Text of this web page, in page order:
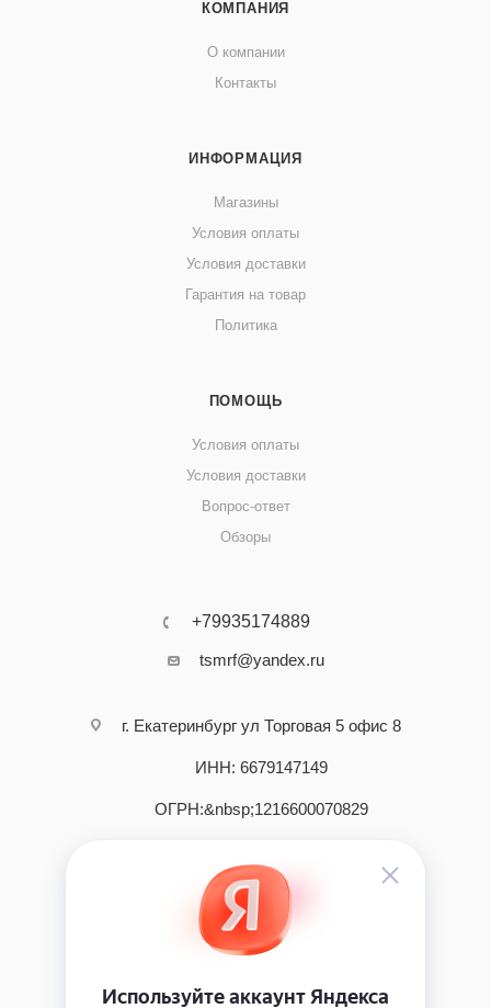
КОМПАНИЯ
О компании
Контакты
ИНФОРМАЦИЯ
Магазины
Условия оплаты
Условия доставки
Гарантия на товар
Политика
ПОМОЩЬ
Условия оплаты
Условия доставки
Вопрос-ответ
Обзоры
+79935174889
tsmrf@yandex.ru
г. Екатеринбург ул Торговая 5 офис 8
ИНН: 6679147149
ОГРН:&nbsp;1216600070829